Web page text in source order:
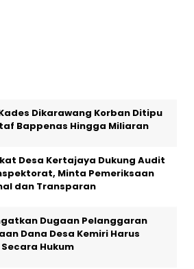
Dikarawang Korban Ditipu
Bappenas Hingga Miliaran
Desa Kertajaya Dukung Audit
Minta Pemeriksaan
dan Transparan
Dugaan Pelanggaran
Dana Desa Kemiri Harus
Hukum